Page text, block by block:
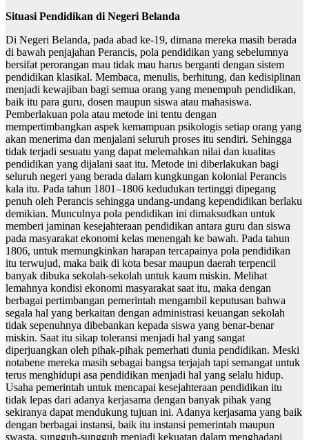
Situasi Pendidikan di Negeri Belanda
Di Negeri Belanda, pada abad ke-19, dimana mereka masih berada
di bawah penjajahan Perancis, pola pendidikan yang sebelumnya
bersifat perorangan mau tidak mau harus berganti dengan sistem
pendidikan klasikal. Membaca, menulis, berhitung, dan kedisiplinan
menjadi kewajiban bagi semua orang yang menempuh pendidikan,
baik itu para guru, dosen maupun siswa atau mahasiswa.
Pemberlakuan pola atau metode ini tentu dengan
mempertimbangkan aspek kemampuan psikologis setiap orang yang
akan menerima dan menjalani seluruh proses itu sendiri. Sehingga
tidak terjadi sesuatu yang dapat melemahkan nilai dan kualitas
pendidikan yang dijalani saat itu. Metode ini diberlakukan bagi
seluruh negeri yang berada dalam kungkungan kolonial Perancis
kala itu. Pada tahun 1801–1806 kedudukan tertinggi dipegang
penuh oleh Perancis sehingga undang-undang kependidikan berlaku
demikian. Munculnya pola pendidikan ini dimaksudkan untuk
memberi jaminan kesejahteraan pendidikan antara guru dan siswa
pada masyarakat ekonomi kelas menengah ke bawah. Pada tahun
1806, untuk memungkinkan harapan tercapainya pola pendidikan
itu terwujud, maka baik di kota besar maupun daerah terpencil
banyak dibuka sekolah-sekolah untuk kaum miskin. Melihat
lemahnya kondisi ekonomi masyarakat saat itu, maka dengan
berbagai pertimbangan pemerintah mengambil keputusan bahwa
segala hal yang berkaitan dengan administrasi keuangan sekolah
tidak sepenuhnya dibebankan kepada siswa yang benar-benar
miskin. Saat itu sikap toleransi menjadi hal yang sangat
diperjuangkan oleh pihak-pihak pemerhati dunia pendidikan. Meski
notabene mereka masih sebagai bangsa terjajah tapi semangat untuk
terus menghidupi asa pendidikan menjadi hal yang selalu hidup.
Usaha pemerintah untuk mencapai kesejahteraan pendidikan itu
tidak lepas dari adanya kerjasama dengan banyak pihak yang
sekiranya dapat mendukung tujuan ini. Adanya kerjasama yang baik
dengan berbagai instansi, baik itu instansi pemerintah maupun
swasta, sungguh-sungguh menjadi kekuatan dalam menghadapi